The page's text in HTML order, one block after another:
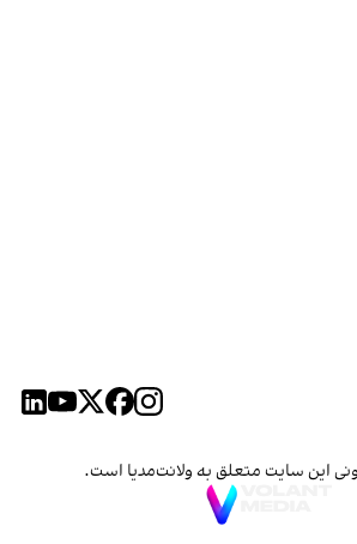
این سایت متعلق به ولانت‌مدیا است.